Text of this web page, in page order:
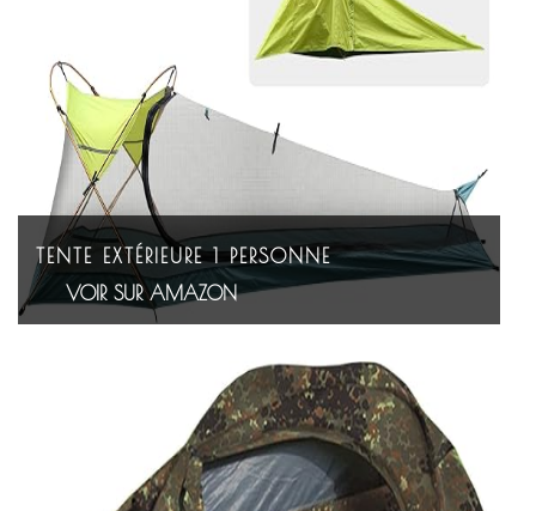
TENTE EXTÉRIEURE 1 PERSONNE
VOIR SUR AMAZON